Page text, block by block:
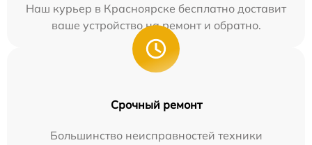
Наш курьер в Красноярске бесплатно доставит
ваше устройство на ремонт и обратно.
Срочный ремонт
Большинство неисправностей техники